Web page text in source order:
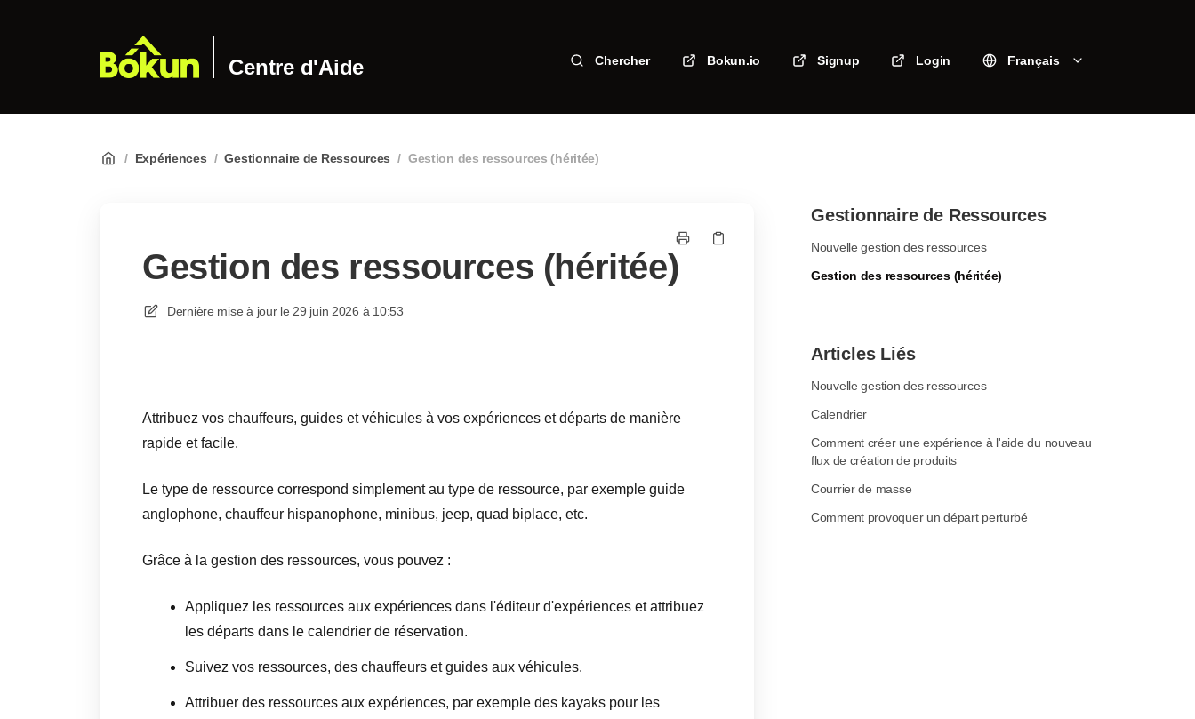
Centre d'Aide Chercher Bokun.io Signup Login Français
/ Expériences / Gestionnaire de Ressources / Gestion des ressources (héritée)
Gestion des ressources (héritée)
Dernière mise à jour le 29 juin 2026 à 10:53
Attribuez vos chauffeurs, guides et véhicules à vos expériences et départs de manière
rapide et facile.
Le type de ressource correspond simplement au type de ressource, par exemple guide
anglophone, chauffeur hispanophone, minibus, jeep, quad biplace, etc.
Grâce à la gestion des ressources, vous pouvez :
Appliquez les ressources aux expériences dans l'éditeur d'expériences et attribuez
les départs dans le calendrier de réservation.
Suivez vos ressources, des chauffeurs et guides aux véhicules.
Attribuer des ressources aux expériences, par exemple des kayaks pour les
Gestionnaire de Ressources
Nouvelle gestion des ressources
Gestion des ressources (héritée)
Articles Liés
Nouvelle gestion des ressources
Calendrier
Comment créer une expérience à l'aide du nouveau
flux de création de produits
Courrier de masse
Comment provoquer un départ perturbé